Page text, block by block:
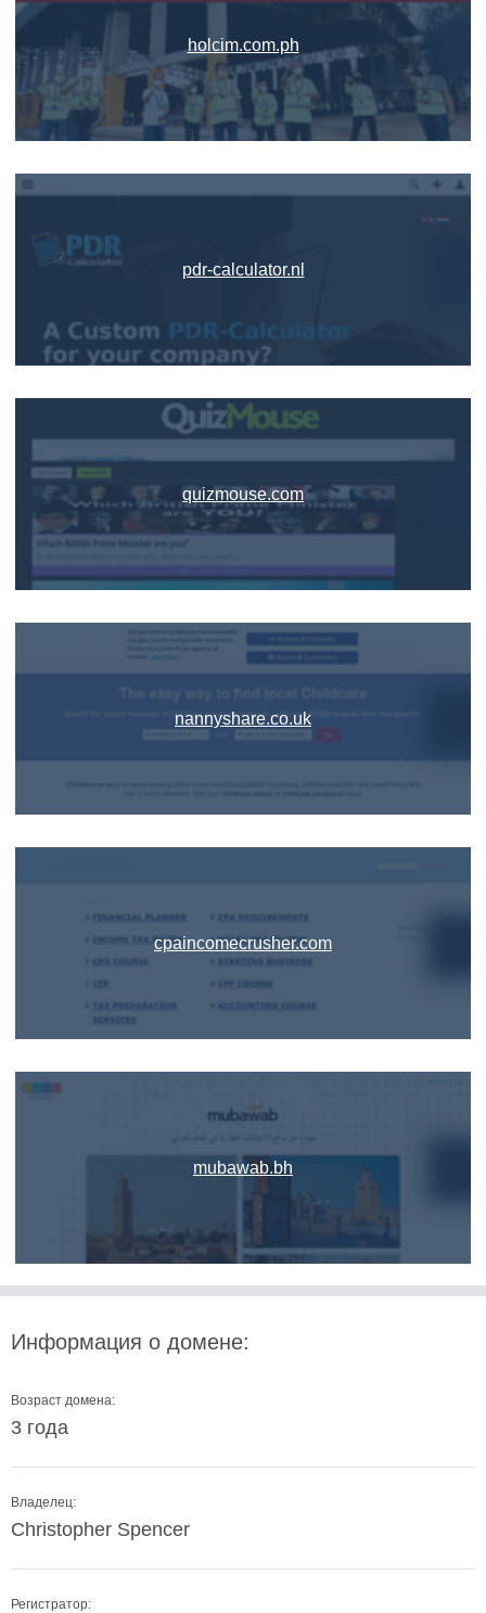
holcim.com.ph
pdr-calculator.nl
quizmouse.com
nannyshare.co.uk
cpaincomecrusher.com
mubawab.bh
Информация о домене:
Возраст домена:
3 года
Владелец:
Christopher Spencer
Регистратор: